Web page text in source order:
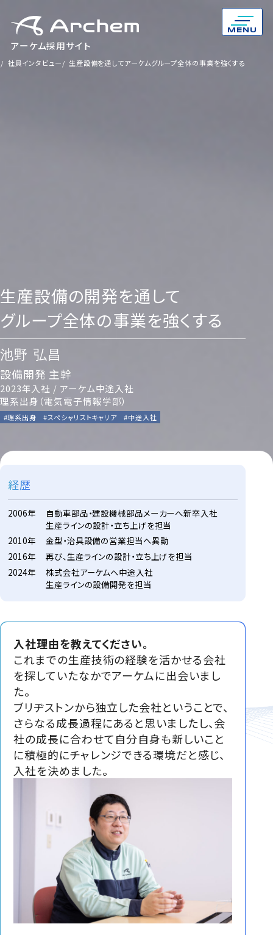
アーケム採用サイト
MENU
る 社員インタビュー 生産設備を通してアーケムグループ全体の事業を強くする
社員インタビュー 生産設備を通してアーケムグループ全体の事業を強くする
生産設備の開発を通して
グループ全体の事業を強くする
池野 弘昌
設備開発 主幹
2023年入社 / アーケム中途入社
理系出身（電気電子情報学部）
#理系出身 #スペシャリストキャリア #中途入社
経歴
2006年
自動車部品・建設機械部品メーカーへ新卒入社
生産ラインの設計・立ち上げを担当
2010年
金型・治具設備の営業担当へ異動
2016年
再び、生産ラインの設計・立ち上げを担当
2024年
株式会社アーケムへ中途入社
生産ラインの設備開発を担当
入社理由を教えてください。
これまでの生産技術の経験を活かせる会社
を探していたなかでアーケムに出会いまし
た。
ブリヂストンから独立した会社ということで、
さらなる成長過程にあると思いましたし、会
社の成長に合わせて自分自身も新しいこと
に積極的にチャレンジできる環境だと感じ、
入社を決めました。